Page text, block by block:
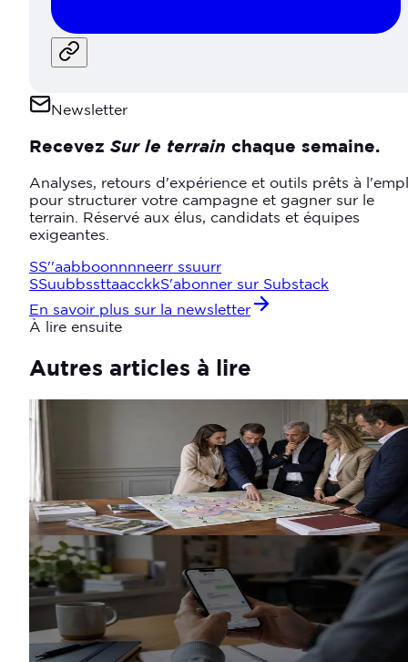
Newsletter
Recevez Sur le terrain chaque semaine.
Analyses, retours d'expérience et outils prêts à
pour structurer votre campagne et gagner sur le
terrain. Réservé aux élus, candidats et équipes
exigeantes.
SS''aabboonnnneerr ssuurr
SSuubbssttaacckkS'abonner sur Substack
En savoir plus sur la newsletter
À lire ensuite
Autres articles à lire
Méthode
Bilan de mandat : comment le faire,
méthode et étapes
16 juin 2026· 7 min
Lire l'article
Mobilisation
Communication politique par SMS : règles
et consentement
8 juin 2026· 6 min